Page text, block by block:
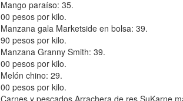
Mango paraíso: 35.
00 pesos por kilo.
Manzana gala Marketside en bolsa: 39.
90 pesos por kilo.
Manzana Granny Smith: 39.
00 pesos por kilo.
Melón chino: 29.
00 pesos por kilo.
Carnes y pescados Arrachera de res SuKarne